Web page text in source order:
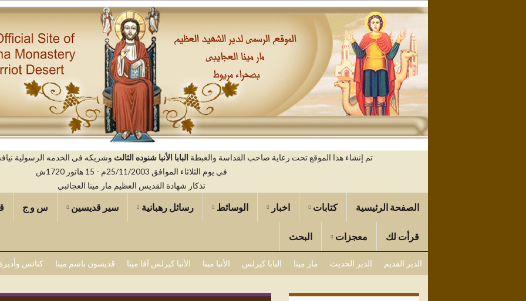
تم إنشاء هذا الموقع تحت رعاية صاحب القداسة والغبطة البابا الأنبا شنوده الثالث وشريكه في الخدمه الرسولية نيافه
في يوم الثلاثاء الموافق 25/11/2003م - 15 هاتور 1720ش
تذكار شهادة القديس العظيم مار مينا العجائبي
الصفحة الرئيسية كتابات اخبار الوسائط رسائل رهبانية سير قديسين س و ج
قرأت لك معجزات البحث
الدير القديم الدير الحديث مار مينا البابا كيرلس الأنبا مينا الأنبا كيرلس آفا مينا قديسون باسم مينا كنائس